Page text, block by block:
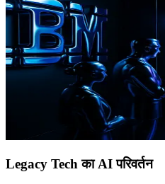
Legacy Tech का AI परिवर्तन